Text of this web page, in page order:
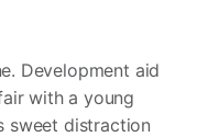
Development aid
with a young
sweet distraction